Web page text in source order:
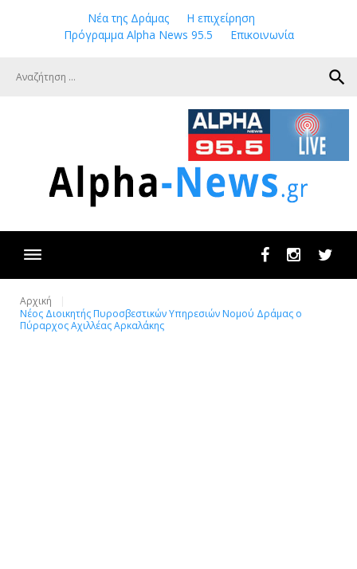
Νέα της Δράμας
Η επιχείρηση
Πρόγραμμα Alpha News 95.5
Επικοινωνία
search
FacebookInstagram
Αρχική
Νέος Διοικητής Πυροσβεστικών Υπηρεσιών Νομού Δράμας ο
Πύραρχος Αχιλλέας Αρκαλάκης